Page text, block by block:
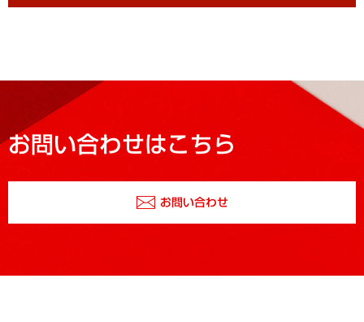
お問い合わせはこちら
お問い合わせ